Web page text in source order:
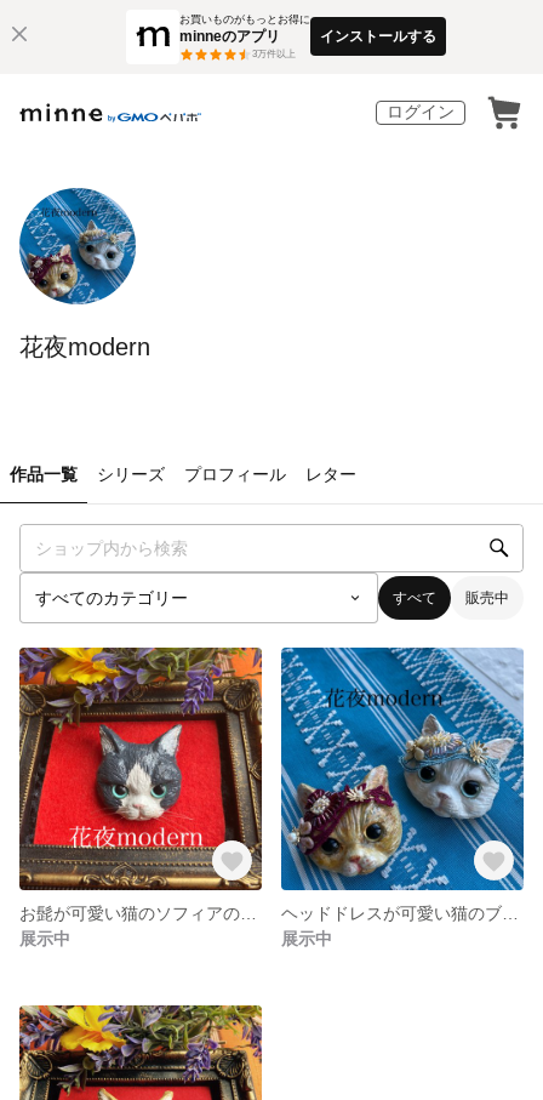
お買いものがもっとお得に
minneのアプリ
3万件以上
インストールする
ログイン
花夜modern
作品一覧 シリーズ プロフィール レター
すべて 販売中
展示中
展示中